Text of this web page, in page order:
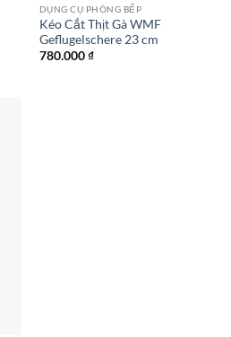
DỤNG CỤ PHÒNG BẾP
Kéo Cắt Thịt Gà WMF
Geflugelschere 23 cm
780.000₫